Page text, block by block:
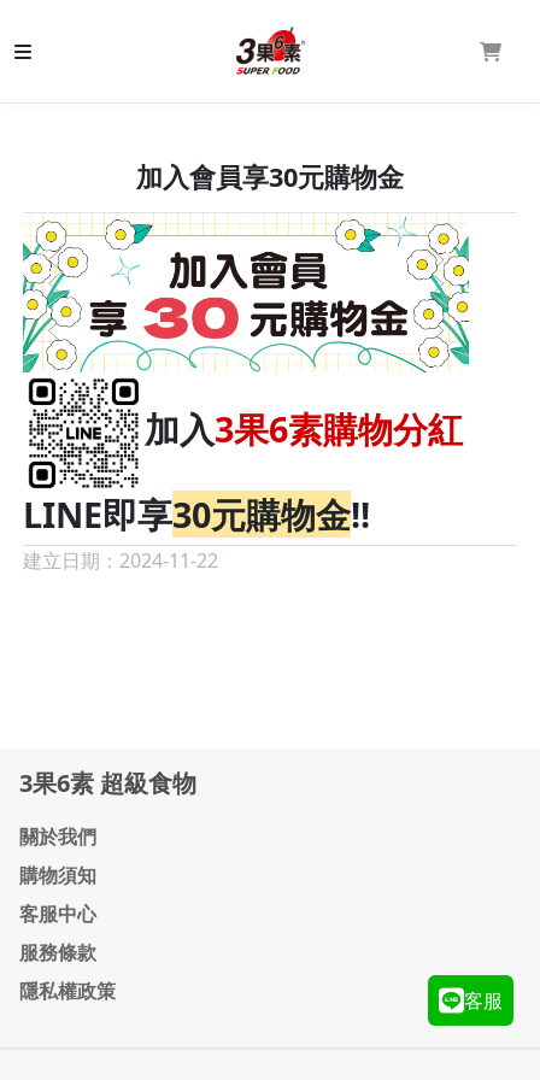
加入會員享30元購物金
加入3果6素購物分紅
LINE即享30元購物金!!
建立日期：2024-11-22
客服
3果6素 超級食物
關於我們
購物須知
客服中心
服務條款
隱私權政策